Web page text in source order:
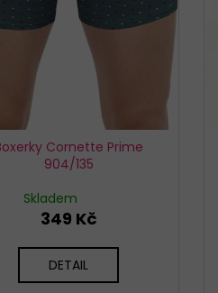
Cornette Prime
904/135
Skladem
349 Kč
DETAIL